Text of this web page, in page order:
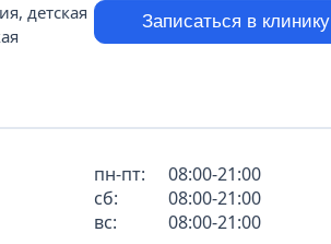
детская
Записаться в клинику
пн-пт:
08:00-21:00
сб:
08:00-21:00
вс:
08:00-21:00